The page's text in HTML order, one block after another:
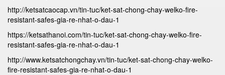
http://ketsatcaocap.vn/tin-tuc/ket-sat-chong-chay-welko-fire-
resistant-safes-gia-re-nhat-o-dau-1
https://ketsathanoi.com/tin-tuc/ket-sat-chong-chay-welko-fire-
resistant-safes-gia-re-nhat-o-dau-1
http://www.ketsatchongchay.vn/tin-tuc/ket-sat-chong-chay-welko-
fire-resistant-safes-gia-re-nhat-o-dau-1